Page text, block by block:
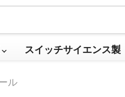
スイッチサイエンス製
ル